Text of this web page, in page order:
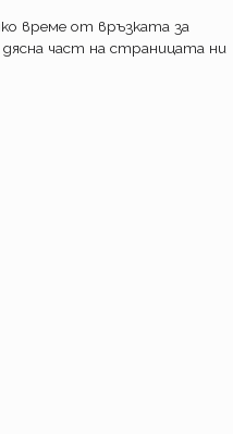
време от връзката за
част на страницата ни